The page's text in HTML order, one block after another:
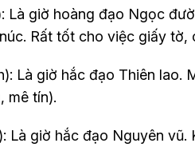
Là giờ hoàng đạo Ngọc
Rất tốt cho việc giấy tờ,
Là giờ hắc đạo Thiên
mê tín).
Là giờ hắc đạo Nguyên vũ.